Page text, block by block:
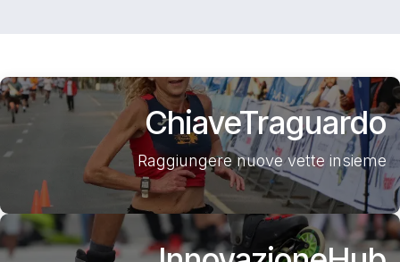
ChiaveTraguardo
Raggiungere nuove vette insieme